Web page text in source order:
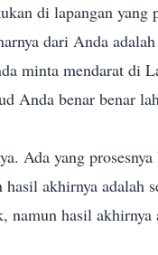
di lapangan yang
dari Anda
minta mendarat di
Anda benar benar
Ada yang
akhirnya adalah
namun hasil akhirnya